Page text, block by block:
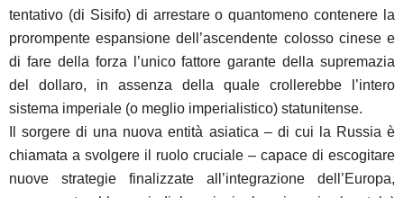
tentativo (di Sisifo) di arrestare o quantomeno contenere la
prorompente espansione dell’ascendente colosso cinese e
di fare della forza l’unico fattore garante della supremazia
del dollaro, in assenza della quale crollerebbe l’intero
sistema imperiale (o meglio imperialistico) statunitense.
Il sorgere di una nuova entità asiatica – di cui la Russia è
chiamata a svolgere il ruolo cruciale – capace di escogitare
nuove strategie finalizzate all’integrazione dell’Europa,